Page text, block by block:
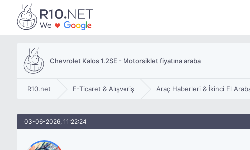
Chevrolet Kalos 1.2SE - Motorsiklet fiyatına araba
R10.net E-Ticaret & Alışveriş Araç Haberleri & İkinci El
03-06-2026, 11:22:24